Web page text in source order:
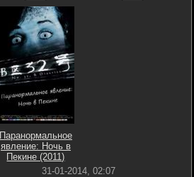
Паранормальное
явление: Ночь в
Пекине (2011)
31-01-2014, 02:07